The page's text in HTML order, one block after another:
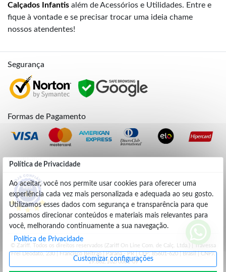
Política de Privacidade
Ao aceitar, você nos permite usar cookies para oferecer uma
experiência cada vez mais personalizada e adequada ao seu gosto.
Utilizamos esses dados com segurança e transparência para que
possamos direcionar conteúdos e materiais mais relevantes para
você, melhorando continuamente a sua navegação.
Política de Privacidade
Customizar configurações
Calçados Infantis além de Acessórios e Utilidades. Entre e
fique à vontade e se precisar trocar uma ideia chame
nossos atendentes!
Segurança
Formas de Pagamento
Credibilidade
4.9
© Zariff. Todos os direitos reservados (Zariff On Line Com. de Calç. Ltda.) | Travessa
Frei Deodato, 230 | Francisco Beltrão | Parana - PR | CEP: 85601-620 | Brasil | CNPJ:
19.662.102/0001-09